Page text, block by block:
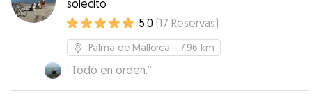
solecito
5.0 (17 Reservas)
Palma de Mallorca - 7.96 km
“Todo en orden.”